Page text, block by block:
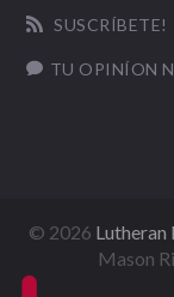
 SUSCRÍBETE!
 TU OPINÍON
© 2026
Mason